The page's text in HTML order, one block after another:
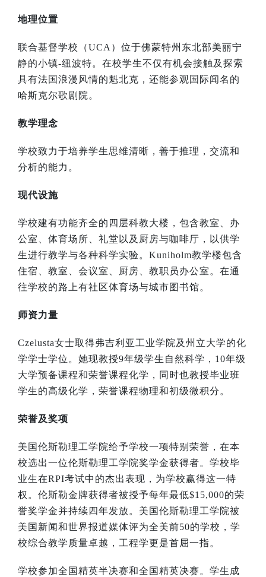
地理位置
联合基督学校（UCA ）位于佛蒙特州东北部美丽宁
静的小镇-纽波特。在校学生不仅有机会接触及探索
具有法国浪漫风情的魁北克，还能参观国际闻名的
哈斯克尔歌剧院。
教学理念
学校致力于培养学生思维清晰，善于推理，交流和
分析的能力。
现代设施
学校建有功能齐全的四层科教大楼，包含教室、办
公室、体育场所、礼堂以及厨房与咖啡厅，以供学
生进行教学与各种科学实验。 Kuniholm教学楼包含
住宿、教室、会议室、厨房、教职员办公室。在通
往学校的路上有社区体育场与城市图书馆。
师资力量
Czelusta女士取得弗吉利亚工业学院及州立大学的化
学学士学位。她现教授9年级学生自然科学， 10年级
大学预备课程和荣誉课程化学，同时也教授毕业班
学生的高级化学，荣誉课程物理和初级微积分。
荣誉及奖项
美国伦斯勒理工学院给予学校一项特别荣誉，在本
校选出一位伦斯勒理工学院奖学金获得者。学校毕
业生在RPI考试中的杰出表现，为学校赢得这一特
权。伦斯勒金牌获得者被授予每年最低$15,000的荣
誉奖学金并持续四年发放。美国伦斯勒理工学院被
美国新闻和世界报道媒体评为全美前50的学校，学
校综合教学质量卓越，工程学更是首屈一指。
学校参加全国精英半决赛和全国精英决赛。学生成